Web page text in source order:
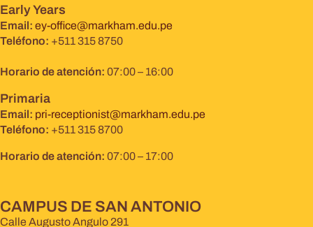
Early Years
Email: ey-office@markham.edu.pe
Teléfono: +511 315 8750
Horario de atención: 07:00 – 16:00
Primaria
Email: pri-receptionist@markham.edu.pe
Teléfono: +511 315 8700
Horario de atención: 07:00 – 17:00
CAMPUS DE SAN ANTONIO
Calle Augusto Angulo 291